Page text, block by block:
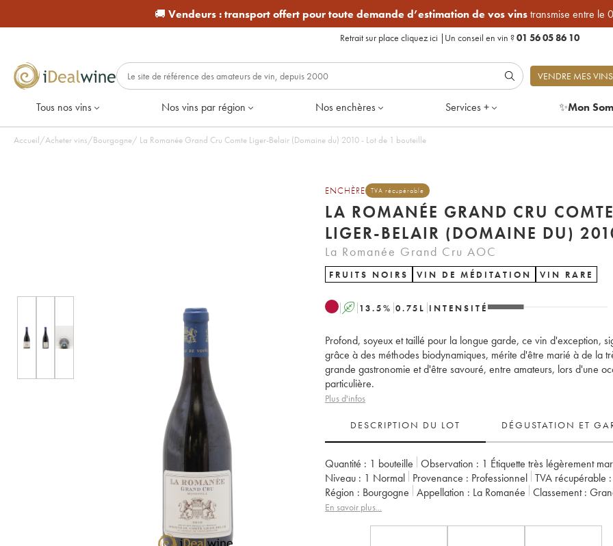
🚚 Vendeurs :transport offert pour toute demande d’estimation de vos vinstransmise entre le
Retrait sur place cliquez ici | Un conseil en vin ?01 56 05 86 10
VENDRE MES VINS
Tous nos vins Nos vins par région Nos enchères Services + ✨Mon
Accueil/Acheter vins/Bourgogne/ La Romanée Grand Cru Comte Liger-Belair (Domaine du) 2010 - Lot de 1 bouteille
ENCHÈRE TVA récupérable
LA ROMANÉE GRAND CRU COMTE
LIGER-BELAIR (DOMAINE DU)
La Romanée Grand Cru AOC
FRUITS NOIRS VIN DE MÉDITATION VIN RARE
A 13.5% 0.75 L INTENSITÉ
Profond, soyeux et taillé pour la longue garde, ce vin d'exception,
grâce à des méthodes biodynamiques, mérite d'être marié à de la
grande gastronomie et d'être savouré, entre amateurs, lors d'une
particulière.
Plus d'infos
DESCRIPTION DU LOT DÉGUSTATION ET
Quantité : 1 bouteille Observation : 1 Étiquette très légèrement
Niveau : 1 Normal Provenance : professionnel TVA récupérable :
Région :
Bourgogne Appellation : La Romanée Classement :
Propriétaire :
En savoir plus...